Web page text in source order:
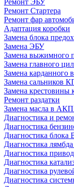
Ремонт Стартера
Ремонт фар
Адаптация коробки
Замена блока
Замена ЭБУ
Замена выжимного
Замена главного
Замена карданного
Замена сальников
Замена крестовины
Ремонт раздатки
Замена масла в
Диагностика и
Диагностика
Диагностика блока
Диагностика лямбда
Диагностика
Диагностика
Диагностика
Диагностика